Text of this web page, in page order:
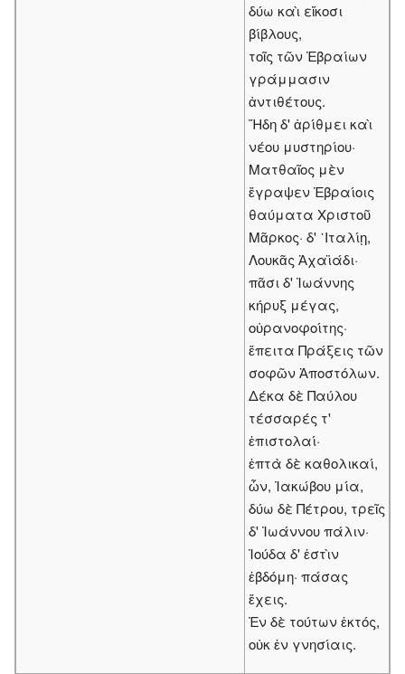
δύω καὶ εἴκοσι
βίβλους,
τοῖς τῶν Ἑβραίων
γράμμασιν
ἀντιθέτους.
Ἤδη δ' ἀρίθμει καὶ
νέου μυστηρίου·
Ματθαῖος μὲν
ἔγραψεν Ἑβραίοις
θαύματα Χριστοῦ
Μᾶρκος· δ' ᾽Ιταλίῃ,
Λουκᾶς Ἀχαϊάδι·
πᾶσι δ' Ἰωάννης
κήρυξ μέγας,
οὐρανοφοίτης·
ἔπειτα Πράξεις τῶν
σοφῶν Ἀποστόλων.
Δέκα δὲ Παύλου
τέσσαρές τ'
ἐπιστολαί·
ἑπτὰ δὲ καθολικαί,
ὧν, Ἰακώβου μία,
δύω δὲ Πέτρου, τρεῖς
δ' Ἰωάννου πάλιν·
Ἰούδα δ' ἐστὶν
ἑβδόμη· πάσας
ἔχεις.
Ἐν δὲ τούτων ἐκτός,
οὐκ ἐν γνησίαις.